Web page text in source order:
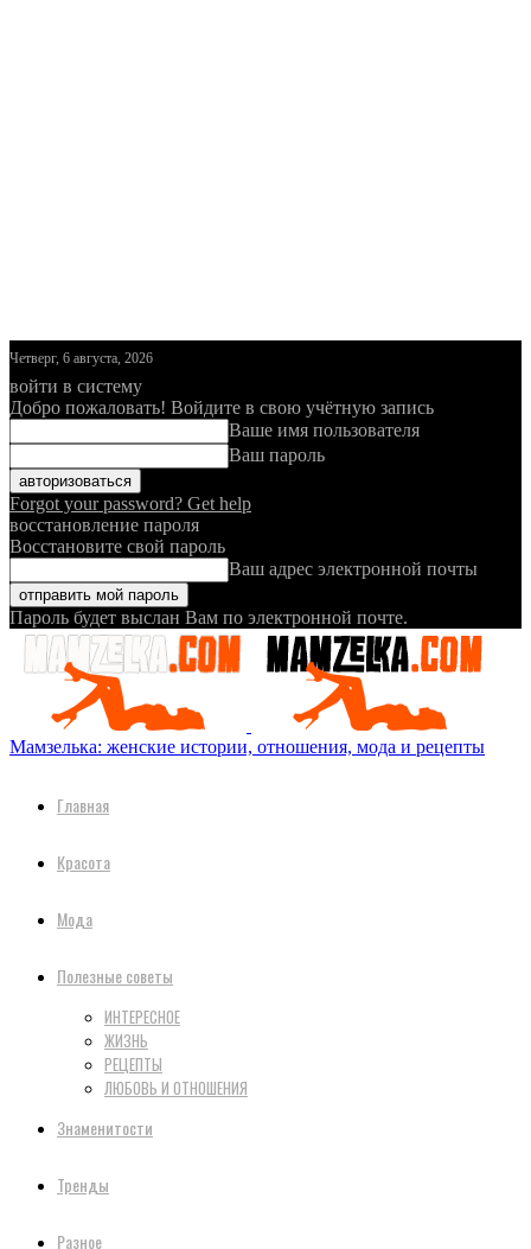
Четверг, 6 августа, 2026
войти в систему
Добро пожаловать! Войдите в свою учётную запись
Ваше имя пользователя
Ваш пароль
Forgot your password? Get help
восстановление пароля
Восстановите свой пароль
Ваш адрес электронной почты
Пароль будет выслан Вам по электронной почте.
Мамзелька: женские истории, отношения, мода и рецепты
Главная
Красота
Мода
Полезные советы
ИНТЕРЕСНОЕ
ЖИЗНЬ
РЕЦЕПТЫ
ЛЮБОВЬ И ОТНОШЕНИЯ
Знаменитости
Тренды
Разное